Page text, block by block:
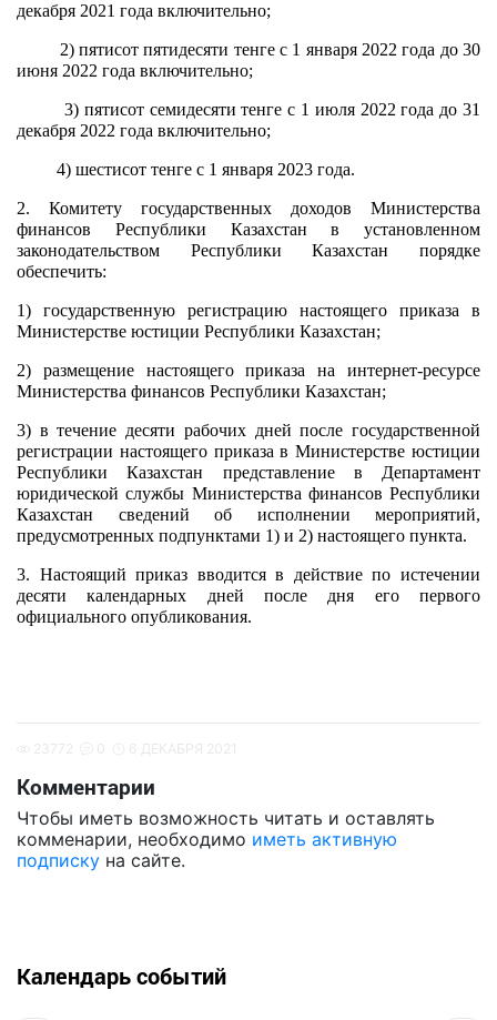
декабря 2021 года включительно;
2) пятисот пятидесяти тенге с 1 января 2022 года до 30
июня 2022 года включительно;
3) пятисот семидесяти тенге с 1 июля 2022 года до 31
декабря 2022 года включительно;
4) шестисот тенге с 1 января 2023 года.
2. Комитету государственных доходов Министерства
финансов Республики Казахстан в установленном
законодательством Республики Казахстан
порядке
обеспечить:
1) государственную регистрацию настоящего приказа в
Министерстве юстиции Республики Казахстан;
2) размещение настоящего приказа на интернет-ресурсе
Министерства финансов Республики Казахстан;
3) в течение десяти рабочих дней после государственной
регистрации настоящего приказа в Министерстве юстиции
Республики Казахстан представление в Департамент
юридической службы Министерства финансов Республики
Казахстан сведений об исполнении мероприятий,
предусмотренных подпунктами 1) и 2) настоящего пункта.
3. Настоящий приказ вводится в действие по истечении
десяти календарных дней после дня его первого
официального опубликования.
Комментарии
Чтобы иметь возможность читать и оставлять
комменарии, необходимо иметь активную
подписку на сайте.
Календарь событий